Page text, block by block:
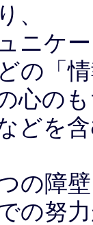
、
ニケ
の「
心の
どを
の障
の努